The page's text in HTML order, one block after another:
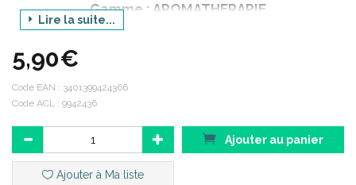
Gamme : AROMATHERAPIE
Déclinaison : BIO
Produit : HUILE ESSENTIELLE GAULTHERIE
Contenance : 10 ml
Cette huile essentielle est HEBBD (Huile Essentielle
Botaniquement et Biochimiquement Définie).
100% pure et naturelle.
Lire la suite...
5,90€
Code EAN : 3401399424366
Code ACL : 9942436
Ajouter au panier
Ajouter à Ma liste